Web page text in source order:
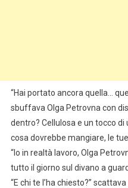
“Hai portato ancora quella…
sbuffava Olga Petrovna con
dentro? Cellulosa e un tocco
cosa dovrebbe mangiare, le
“Io in realtà lavoro, Olga
tutto il giorno sul divano a
“E chi te l’ha chiesto?”